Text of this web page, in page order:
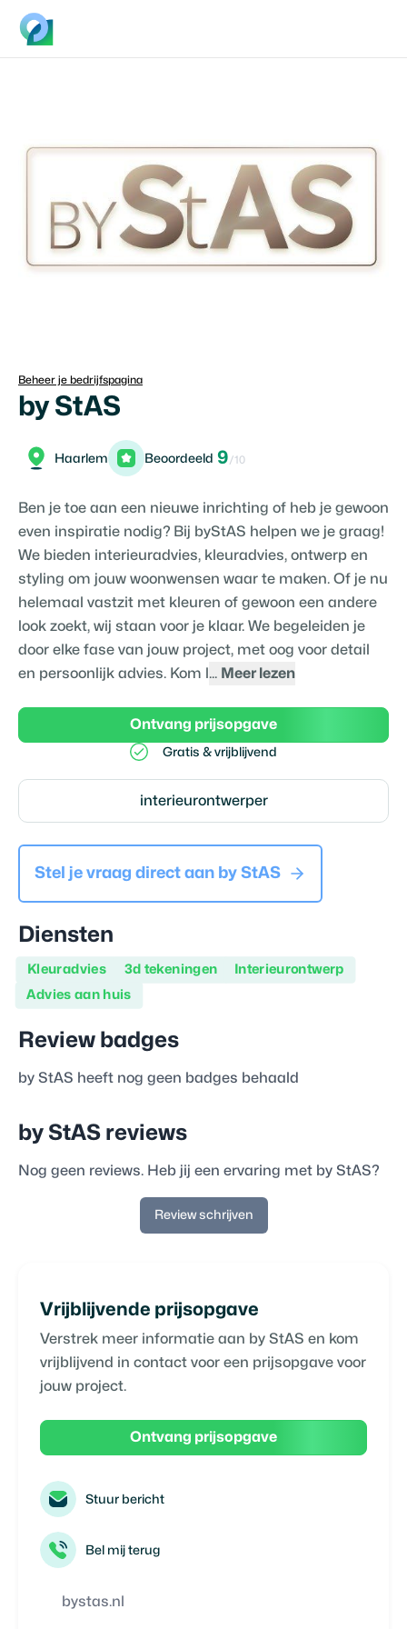
Beheer je bedrijfspagina
by StAS
Haarlem Beoordeeld 9/10
Ben je toe aan een nieuwe inrichting of heb je gewoon
even inspiratie nodig? Bij byStAS helpen we je graag!
We bieden interieuradvies, kleuradvies, ontwerp en
styling om jouw woonwensen waar te maken. Of je nu
helemaal vastzit met kleuren of gewoon een andere
look zoekt, wij staan voor je klaar. We begeleiden je
door elke fase van jouw project, met oog voor detail
en persoonlijk advies. Kom l ... Meer lezen
Ontvang prijsopgave
Gratis & vrijblijvend
interieurontwerper
Stel je vraag direct aan by StAS
Diensten
Kleuradvies 3d tekeningen Interieurontwerp
Advies aan huis
Review badges
by StAS heeft nog geen badges behaald
by StAS reviews
Nog geen reviews. Heb jij een ervaring met by StAS?
Review schrijven
Vrijblijvende prijsopgave
Verstrek meer informatie aan by StAS en kom
vrijblijvend in contact voor een prijsopgave voor
jouw project.
Ontvang prijsopgave
Stuur bericht
Bel mij terug
bystas.nl